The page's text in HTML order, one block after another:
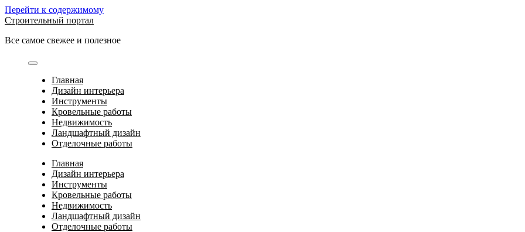
Перейти к содержимому
Строительный портал
Все самое свежее и полезное
Главная
Дизайн интерьера
Инструменты
Кровельные работы
Недвижимость
Ландшафтный дизайн
Отделочные работы
Главная
Дизайн интерьера
Инструменты
Кровельные работы
Недвижимость
Ландшафтный дизайн
Отделочные работы